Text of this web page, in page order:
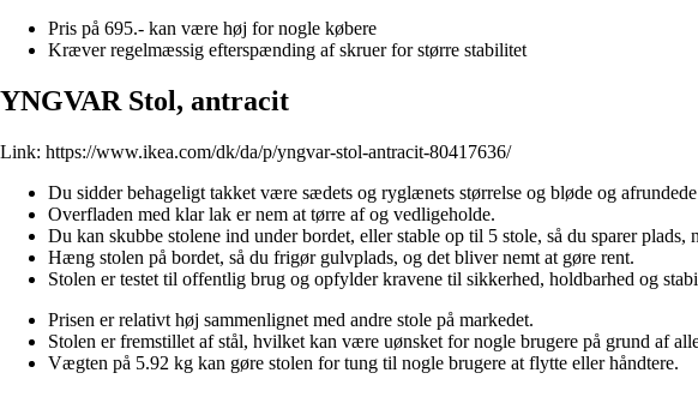
Pris på 695.- kan være høj for nogle købere
Kræver regelmæssig efterspænding af skruer for større stabilitet
YNGVAR Stol, antracit
Link: https://www.ikea.com/dk/da/p/yngvar-stol-antracit-80417636/
Du sidder behageligt takket være sædets og ryglænets størrelse og bløde og afrundede
Overfladen med klar lak er nem at tørre af og vedligeholde.
Du kan skubbe stolene ind under bordet, eller stable op til 5 stole, så du sparer plads,
Hæng stolen på bordet, så du frigør gulvplads, og det bliver nemt at gøre rent.
Stolen er testet til offentlig brug og opfylder kravene til sikkerhed, holdbarhed og
Prisen er relativt høj sammenlignet med andre stole på markedet.
Stolen er fremstillet af stål, hvilket kan være uønsket for nogle brugere på grund af
Vægten på 5.92 kg kan gøre stolen for tung til nogle brugere at flytte eller håndtere.